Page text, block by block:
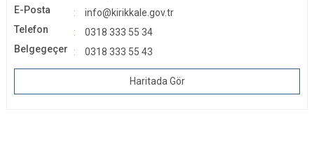
E-Posta
info@kirikkale.gov.tr
Telefon
0318 333 55 34
Belgegeçer
0318 333 55 43
Haritada Gör